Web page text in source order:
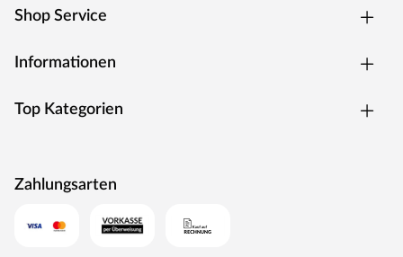
Shop Service
Informationen
Top Kategorien
Zahlungsarten